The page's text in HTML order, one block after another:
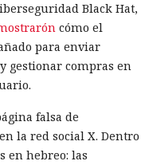
Black Hat,
cómo el
para enviar
gestionar compras en
falsa de
la red social X. Dentro
en hebreo: las